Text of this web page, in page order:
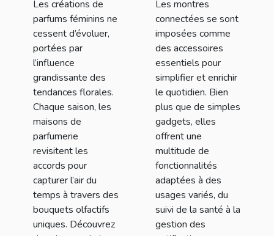
créations de
parfums
féminins ?
Les créations de
parfums féminins ne
cessent d’évoluer,
portées par
l’influence
grandissante des
tendances florales.
Chaque saison, les
maisons de
parfumerie
revisitent les
accords pour
capturer l’air du
temps à travers des
bouquets olfactifs
uniques. Découvrez
besoins
quotidiens ?
Les montres
connectées se sont
imposées comme
des accessoires
essentiels pour
simplifier et enrichir
le quotidien. Bien
plus que de simples
gadgets, elles
offrent une
multitude de
fonctionnalités
adaptées à des
usages variés, du
suivi de la santé à la
gestion des